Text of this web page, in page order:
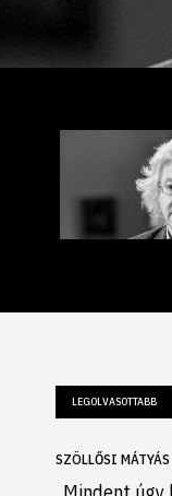
LEGOLVASOTTABB
SZÖLLŐSI MÁTYÁS